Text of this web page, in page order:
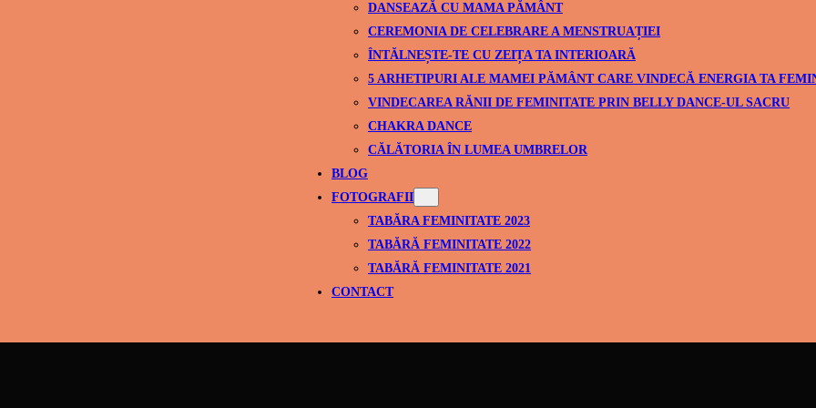
DANSEAZĂ CU MAMA PĂMÂNT
CEREMONIA DE CELEBRARE A MENSTRUAȚIEI
ÎNTĂLNEȘTE-TE CU ZEIȚA TA INTERIOARĂ
5 ARHETIPURI ALE MAMEI PĂMÂNT CARE VINDECĂ ENERGIA TA
VINDECAREA RĂNII DE FEMINITATE PRIN BELLY DANCE-UL SACRU
CHAKRA DANCE
CĂLĂTORIA ÎN LUMEA UMBRELOR
BLOG
FOTOGRAFII
TABĂRA FEMINITATE 2023
TABĂRĂ FEMINITATE 2022
TABĂRĂ FEMINITATE 2021
CONTACT